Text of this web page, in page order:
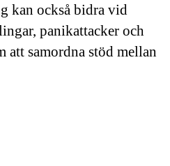
kan också bidra vid
panikattacker och
att samordna stöd mellan